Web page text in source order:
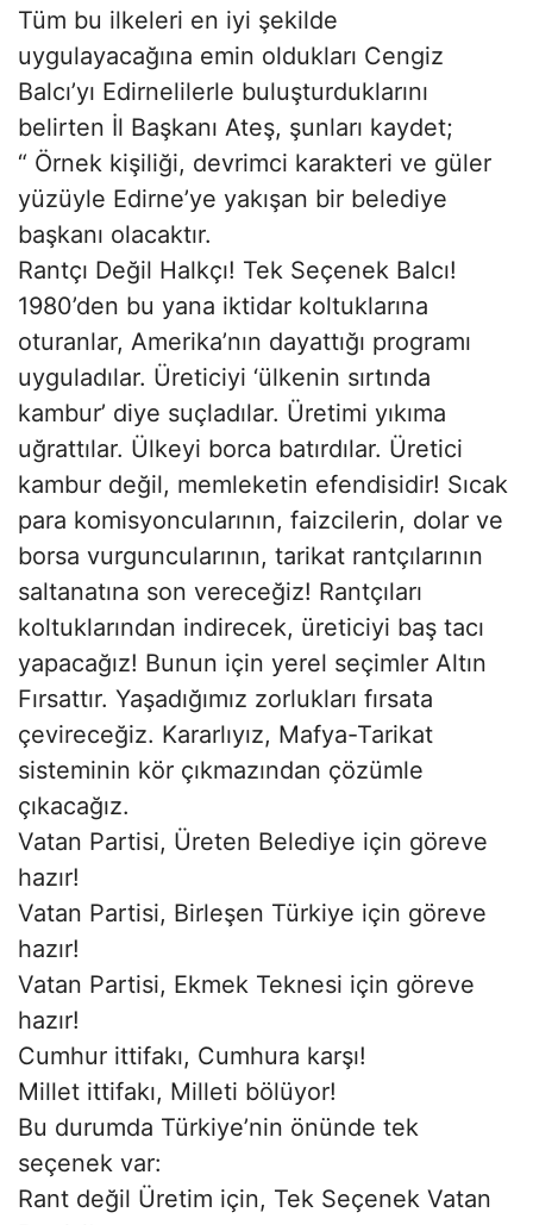
Tüm bu ilkeleri en iyi şekilde
uygulayacağına emin oldukları Cengiz
Balcı’yı Edirnelilerle buluşturduklarını
belirten İl Başkanı Ateş, şunları kaydet;
“ Örnek kişiliği, devrimci karakteri ve güler
yüzüyle Edirne’ye yakışan bir belediye
başkanı olacaktır.
Rantçı Değil Halkçı! Tek Seçenek Balcı!
1980’den bu yana iktidar koltuklarına
oturanlar, Amerika’nın dayattığı programı
uyguladılar. Üreticiyi ‘ülkenin sırtında
kambur’ diye suçladılar. Üretimi yıkıma
uğrattılar. Ülkeyi borca batırdılar. Üretici
kambur değil, memleketin efendisidir! Sıcak
para komisyoncularının, faizcilerin, dolar ve
borsa vurguncularının, tarikat rantçılarının
saltanatına son vereceğiz! Rantçıları
koltuklarından indirecek, üreticiyi baş tacı
yapacağız! Bunun için yerel seçimler Altın
Fırsattır. Yaşadığımız zorlukları fırsata
çevireceğiz. Kararlıyız, Mafya-Tarikat
sisteminin kör çıkmazından çözümle
çıkacağız.
Vatan Partisi, Üreten Belediye için göreve
hazır!
Vatan Partisi, Birleşen Türkiye için göreve
hazır!
Vatan Partisi, Ekmek Teknesi için göreve
hazır!
Cumhur ittifakı, Cumhura karşı!
Millet ittifakı, Milleti bölüyor!
Bu durumda Türkiye’nin önünde tek
seçenek var:
Rant değil Üretim için, Tek Seçenek Vatan